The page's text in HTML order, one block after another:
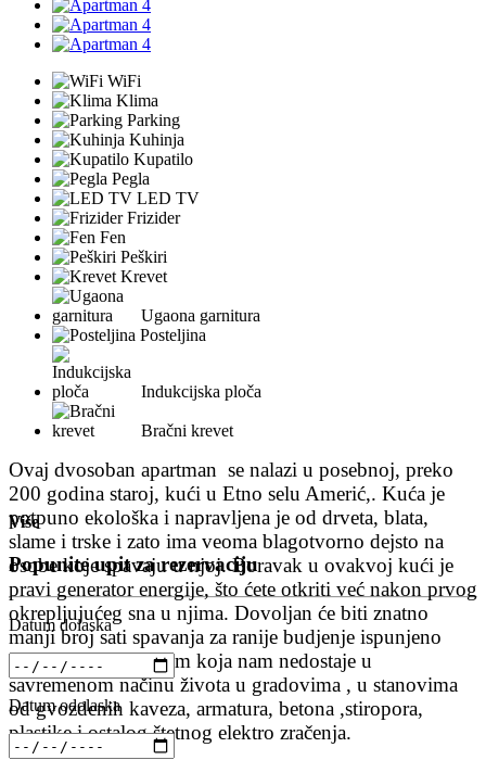
WiFi
Klima
Parking
Kuhinja
Kupatilo
Pegla
LED TV
Frizider
Fen
Peškiri
Krevet
Ugaona garnitura
Posteljina
Indukcijska ploča
Bračni krevet
Ovaj dvosoban apartman se nalazi u posebnoj, preko
200 godina staroj, kući u Etno selu Amerić,. Kuća je
potpuno ekološka i napravljena je od drveta, blata,
slame i trske i zato ima veoma blagotvorno dejsto na
osobe koje spavaju u njoj. Boravak u ovakvoj kući je
pravi generator energije, što ćete otkriti već nakon prvog
okrepljujućeg sna u njima. Dovoljan će biti znatno
manji broj sati spavanja za ranije budjenje ispunjeno
ogromnom energijom koja nam nedostaje u
savremenom načinu života u gradovima , u stanovima
od gvozdenih kaveza, armatura, betona ,stiropora,
plastike i ostalog štetnog elektro zračenja.
Više
Popunite upit za rezervaciju
Datum dolaska
Datum odolaska